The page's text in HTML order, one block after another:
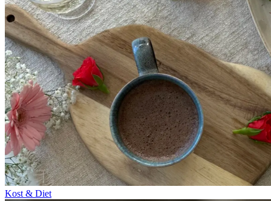
Kost & Diet